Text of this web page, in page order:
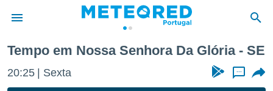
da
Tempo em Nossa Senhora Da Glória - SE
20:25 Sexta ...